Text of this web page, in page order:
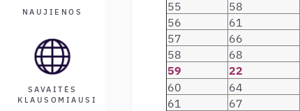
NAUJIENOS
SAVAITĖS
KLAUSOMIAUSI
55 58
56
61
57
66
58
68
59 22
60 64
61
67